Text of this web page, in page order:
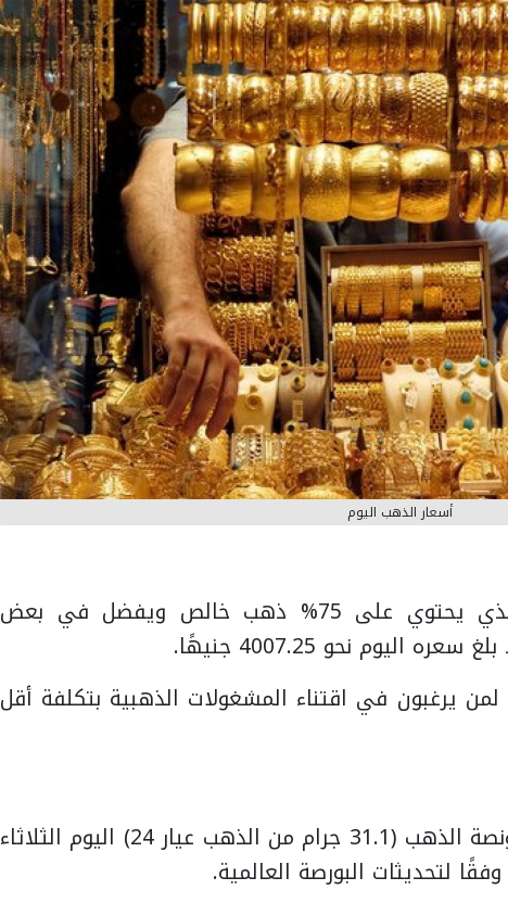
أسعار الذهب اليوم
أما بالنسبة للذهب عيار 18، الذي يحتوي على 75% ذهب خالص ويفضل في بعض
نحو 4007.25 جنيهًا.
لمن يرغبون في اقتناء المشغولات الذهبية بتكلفة أقل
وعلى الصعيد العالمي، سجلت أونصة الذهب (31.1 جرام من الذهب عيار 24) اليوم الثلاثاء